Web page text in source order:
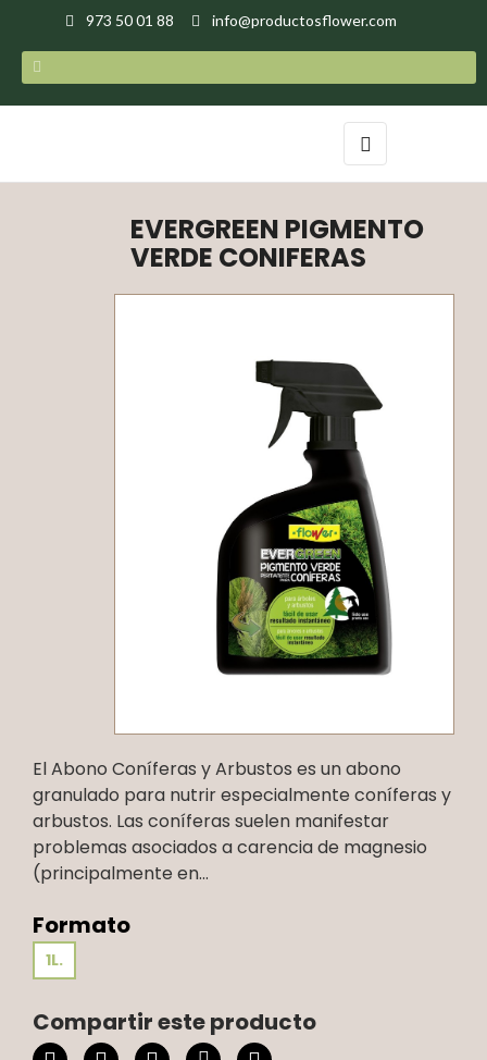
973 50 01 88 info@productosflower.com
Navegación
de
palanca
☰
EVERGREEN PIGMENTO
VERDE CONIFERAS
El Abono Coníferas y Arbustos es un abono
granulado para nutrir especialmente coníferas y
arbustos. Las coníferas suelen manifestar
problemas asociados a carencia de magnesio
(principalmente en...
Formato
1L.
Compartir este producto